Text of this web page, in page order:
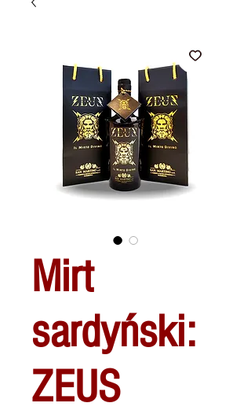
Mirt
sardyński:
ZEUS